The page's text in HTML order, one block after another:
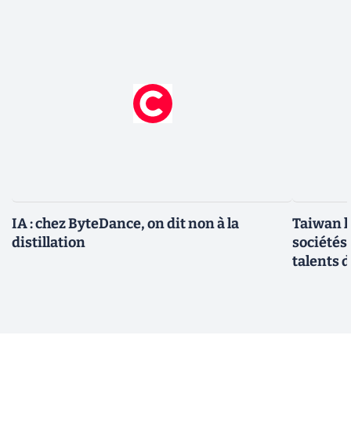
IA : chez ByteDance, on dit non à la
distillation
Taiwan
sociétés
talents